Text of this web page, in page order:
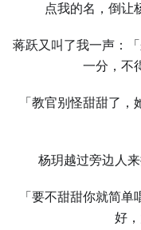
点我的名，倒让
蒋跃又叫了我一声：
一分，不
「教官别怪甜甜了
杨玥越过旁边人
「要不甜甜你就简
好